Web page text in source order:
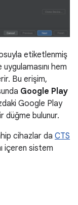
etiketlenmiş
hem
Bu erişim,
Google Play
Google Play
düğme bulunur.
cihazlar da CTS
içeren sistem